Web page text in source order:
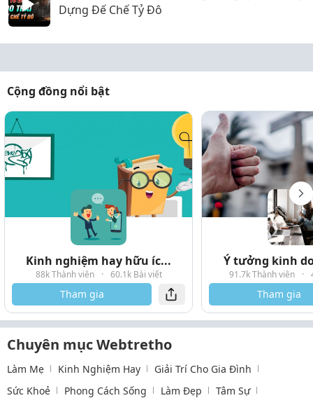
Dựng Đế Chế Tỷ Đô
Cộng đồng nổi bật
Kinh nghiệm hay hữu íc...
88k Thành viên · 60.1k Bài viết
Tham gia
Ý tưởng kinh
91.7k Thành viên ·
Tham gia
Chuyên mục Webtretho
Làm Mẹ Kinh Nghiệm Hay
Giải Trí Cho Gia Đình
Sức Khoẻ
Phong Cách Sống Làm Đẹp Tâm Sự